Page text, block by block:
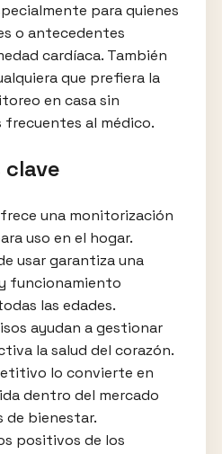
para quienes
o antecedentes
cardíaca. También
que prefiera la
en casa sin
frecuentes al médico.
clave
una monitorización
uso en el hogar.
usar garantiza una
funcionamiento
las edades.
ayudan a gestionar
la salud del corazón.
lo convierte en
dentro del mercado
de bienestar.
positivos de los